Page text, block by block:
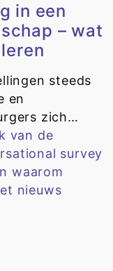
in een
– wat
steeds
en
zich…